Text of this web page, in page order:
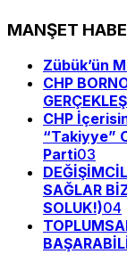
MANŞET
Zübük’ün
CHP
CHP
“Takiyye”
Parti03
SAĞLAR
SOLUK!)04